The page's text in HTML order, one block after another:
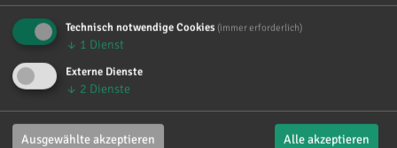
Reinhard Brandl
vor 4 Tagen
Technisch notwendige Cookies (immer erforderlich)
↓ 1 Dienst
Externe Dienste
↓ 2 Dienste
Ausgewählte akzeptieren Alle akzeptieren